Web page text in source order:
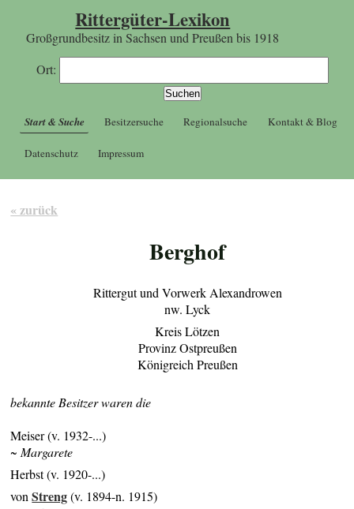
Rittergüter-Lexikon
Großgrundbesitz in Sachsen und Preußen bis 1918
Ort:
Start & Suche Besitzersuche Regionalsuche Kontakt & Blog
Datenschutz Impressum
« zurück
Berghof
Rittergut und Vorwerk Alexandrowen
nw. Lyck
Kreis Lötzen
Provinz Ostpreußen
Königreich Preußen
bekannte Besitzer waren die
Meiser (v. 1932-...)
~ Margarete
Herbst (v. 1920-...)
vonStreng(v. 1894-n. 1915)